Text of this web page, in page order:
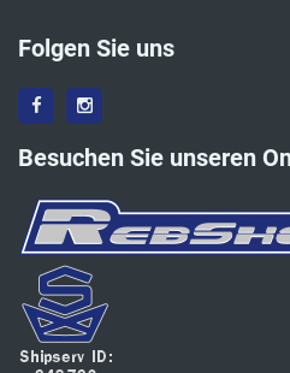
Folgen Sie uns
Besuchen Sie unseren